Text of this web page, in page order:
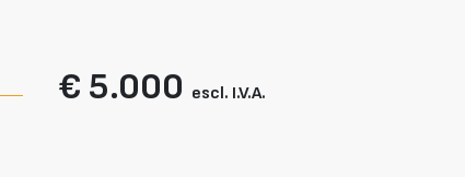
€ 5.000 escl. I.V.A.